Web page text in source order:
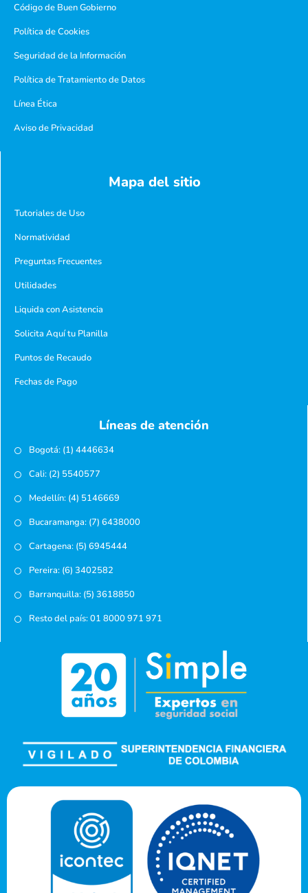
Código de Buen Gobierno
Política de Cookies
Seguridad de la Información
Política de Tratamiento de Datos
Línea Ética
Aviso de Privacidad
Mapa del sitio
Tutoriales de Uso
Normatividad
Preguntas Frecuentes
Utilidades
Liquida con Asistencia
Solicita Aquí tu Planilla
Puntos de Recaudo
Fechas de Pago
Líneas de atención
Bogotá: (1) 4446634
Cali: (2) 5540577
Medellín: (4) 5146669
Bucaramanga: (7) 6438000
Cartagena: (5) 6945444
Pereira: (6) 3402582
Barranquilla: (5) 3618850
Resto del país: 01 8000 971 971